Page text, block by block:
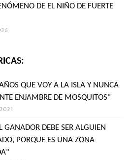
DE EL NIÑO DE FUERTE
QUE VOY A LA ISLA Y NUNCA
ENJAMBRE DE MOSQUITOS"
GANADOR DEBE SER ALGUIEN
PORQUE ES UNA ZONA